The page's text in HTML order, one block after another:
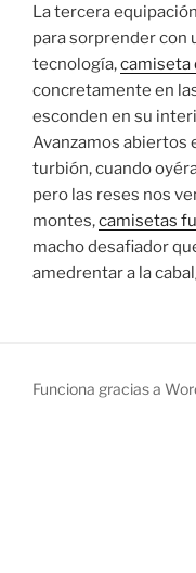
La tercera
para sorprender con
tecnología,camiseta
concretamente en
esconden en su
Avanzamos abiertos
turbión, cuando
pero las reses nos
montes,camisetas
macho desafiador
amedrentar a la
Funciona gracias a